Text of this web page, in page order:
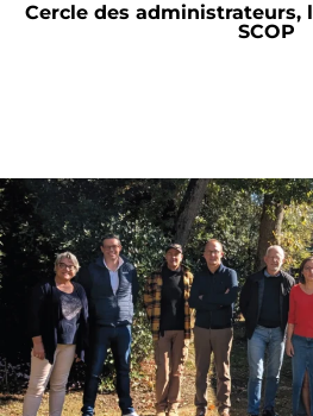
Cercle des administrateurs,
SCOP